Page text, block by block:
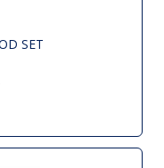
SET